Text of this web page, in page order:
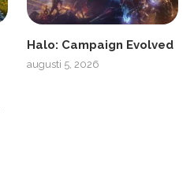
Halo: Campaign Evolved
augusti 5, 2026